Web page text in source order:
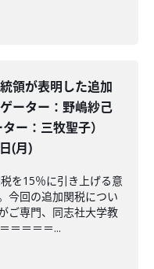
領が表明した追加
ーター：野嶋紗己
ー：三牧聖子）
(月)
を15％に引き上げる意
今回の追加関税につい
ご専門、同志社大学教
＝＝＝＝...